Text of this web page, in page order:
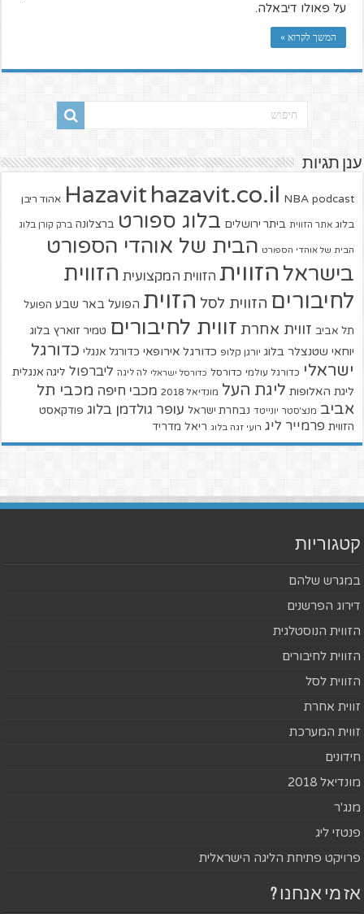
על פאולו דיבאלה.
המשך לקרוא »
ענן תגיות
Hazavit hazavit.co.il NBA podcast אהוד ריבן
בלוג אתר הזווית ביתר ירושלים בלוג ספורט ברצלונה ברק קורן בלוג
הבית של אוהדי הספורט הבית של אוהדי הספורט
בישראל הזווית הזווית המקצועית הזווית
לחיבורים הזווית לסל הזוית הפועל באר שבע הפועל
תל אביב זווית אחרת זווית לחיבורים טמיר זוארץ בלוג
יוחאי שטנצלר בלוג יורגן קלופ כדורגל אירופאי כדורגל אנגלי כדורגל
ישראלי כדורגל עולמי כדורסל כדורסל ישראלי לה ליגה ליברפול ליגה אנגלית
ליגת האלופות ליגת העל מונדיאל 2018 מכבי חיפה מכבי תל
אביב מנצ'סטר יונייטד נבחרת ישראל עופר גולדמן בלוג פודקאסט
הזווית פרמייר ליג רועי זגה בלוג ריאל מדריד
קטגוריות
במגרש שלהם
דירוג הפרשנים
הזווית הנוסטלגית
הזווית לחיבורים
הזווית לסל
זווית אחרת
זווית המערכת
חידונים
מונדיאל 2018
מנג'ר
פנטזי ליג
פרויקט פתיחת הליגה הישראלית
אז מי אנחנו ?